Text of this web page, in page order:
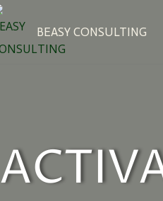
BEASY CONSULTING